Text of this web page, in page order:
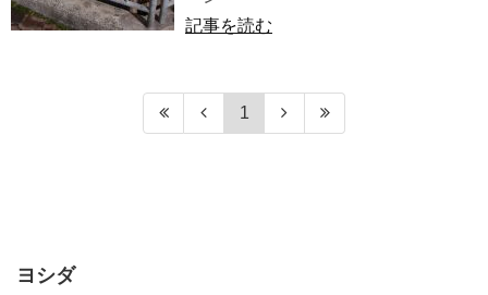
記事を読む
1
ヨシダ